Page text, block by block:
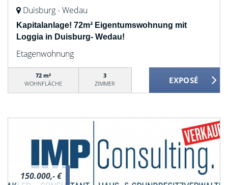
Duisburg - Wedau
Kapitalanlage! 72m² Eigentumswohnung mit
Loggia in Duisburg- Wedau!
Etagenwohnung
72 m²
WOHNFLÄCHE
3
ZIMMER
150.000,- €